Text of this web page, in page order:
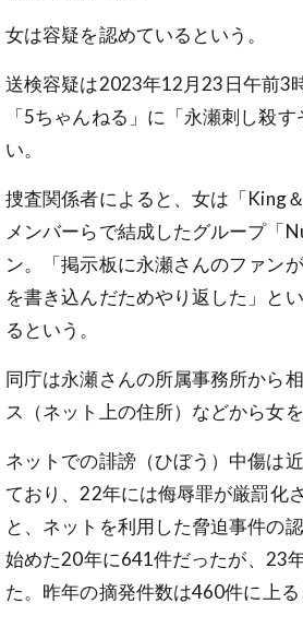
女は容疑を認めているという。
送検容疑は2023年12月23日午前3
「5ちゃんねる」に「永瀬刺し殺
い。
捜査関係者によると、女は「King
メンバーらで結成したグループ「
ン。「掲示板に永瀬さんのファン
を書き込んだためやり返した」と
るという。
同庁は永瀬さんの所属事務所から
ス（ネット上の住所）などから女を
ネットでの誹謗（ひぼう）中傷は
ており、22年には侮辱罪が厳罰化
と、ネットを利用した脅迫事件の
始めた20年に641件だったが、23
た。昨年の摘発件数は460件に上る